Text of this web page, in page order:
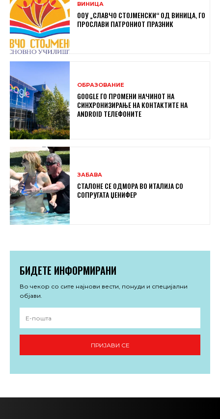
ВИНИЦА
ООУ „СЛАВЧО СТОЈМЕНСКИ“ ОД ВИНИЦА, ГО
ПРОСЛАВИ ПАТРОНИОТ ПРАЗНИК
ОБРАЗОВАНИЕ
GOOGLE ГО ПРОМЕНИ НАЧИНОТ НА
СИНХРОНИЗИРАЊЕ НА КОНТАКТИТЕ НА
ANDROID ТЕЛЕФОНИТЕ
ЗАБАВА
СТАЛОНЕ СЕ ОДМОРА ВО ИТАЛИЈА СО
СОПРУГАТА ЏЕНИФЕР
БИДЕТЕ ИНФОРМИРАНИ
Во чекор со сите најнови вести, понуди и специјални
објави.
ПРИЈАВИ СЕ